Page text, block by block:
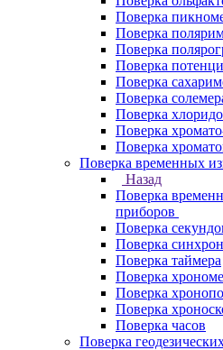
Поверка
Поверка
Поверка
Поверка
Поверка
Поверка
Поверка
Поверка
Поверка
Поверка временных
Назад
Поверка
приборов
Поверка
Поверка
Поверка таймера
Поверка
Поверка
Поверка
Поверка часов
Поверка